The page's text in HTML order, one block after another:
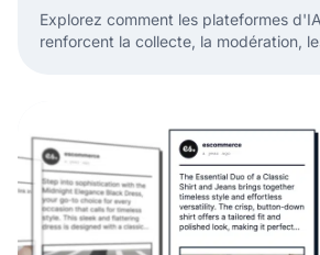
Explorez comment les plateformes
renforcent la collecte, la modération,